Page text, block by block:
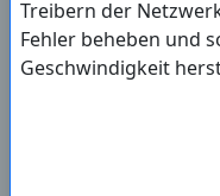
Treibern der
Fehler beheben und
Geschwindigkeit